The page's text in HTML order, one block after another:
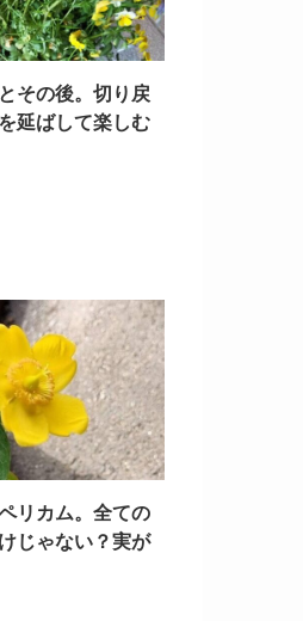
その後。切り戻
延ばして楽しむ
リカム。全ての
じゃない？実が